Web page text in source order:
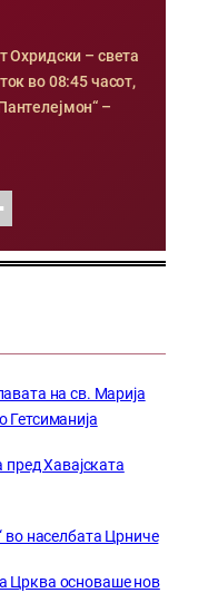
Охридски – света
во 08:45 часот,
–
на св. Марија
Гетсиманија
пред Хавајската
во населбата Црниче
Црква основаше нов